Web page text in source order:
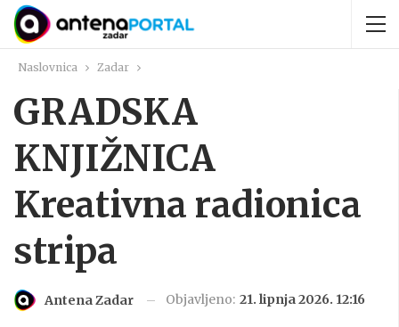
Naslovnica Zadar
GRADSKA
KNJIŽNICA
Kreativna radionica
stripa
Antena Zadar Objavljeno: 21. lipnja 2026. 12:16